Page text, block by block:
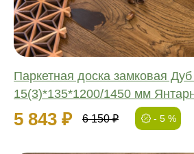
Паркетная доска замковая Дуб
15(3)*135*1200/1450 мм
5 843 ₽ 6 150 ₽ - 5 %